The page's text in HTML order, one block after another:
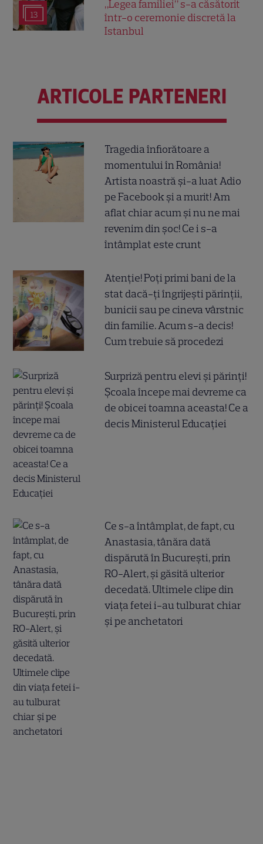
13
„Legea familiei” s-a căsătorit
într-o ceremonie discretă la
Istanbul
ARTICOLE PARTENERI
Tragedia înfiorătoare a
momentului în România!
Artista noastră și-a luat Adio
pe Facebook și a murit! Am
aflat chiar acum și nu ne mai
revenim din șoc! Ce i s-a
întâmplat este crunt
Atenție! Poți primi bani de la
stat dacă-ți îngrijești părinții,
bunicii sau pe cineva vârstnic
din familie. Acum s-a decis!
Cum trebuie să procedezi
Surpriză pentru elevi și părinți!
Școala începe mai devreme ca
de obicei toamna aceasta! Ce a
decis Ministerul Educației
Ce s-a întâmplat, de fapt, cu
Anastasia, tânăra dată
dispărută în București, prin
RO-Alert, și găsită ulterior
decedată. Ultimele clipe din
viața fetei i-au tulburat chiar
și pe anchetatori